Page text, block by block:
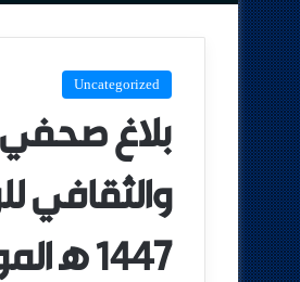
Uncategorized
بلاغ صحفي
والثقافي
1447 ه‍ الموافق ل 2025 م.